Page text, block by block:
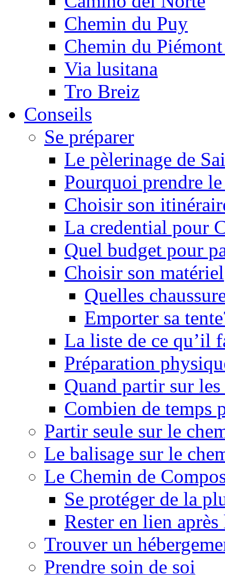
Chemin du Puy
Chemin du
Via lusitana
Tro Breiz
Conseils
Se préparer
Le pèlerinage de
Pourquoi prendre
Choisir son
La credential pour
Quel budget pour
Choisir son matériel
Quelles
Emporter sa
La liste de ce qu’il
Préparation
Quand partir sur
Combien de
Partir seule sur le
Le balisage sur le
Le Chemin de
Se protéger de la
Rester en lien
Trouver un
Prendre soin de soi